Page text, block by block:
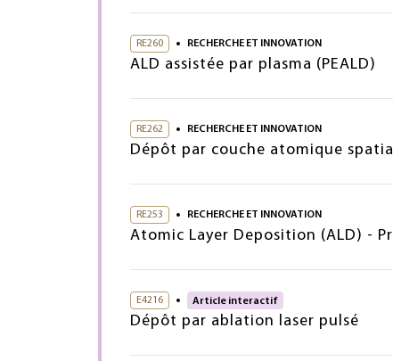
RE260 RECHERCHE ET INNOVATION
ALD assistée par plasma (PEALD)
RE262 RECHERCHE ET INNOVATION
Dépôt par couche atomique
RE253 RECHERCHE ET INNOVATION
Atomic Layer Deposition (ALD) -
E4216 Article interactif
Dépôt par ablation laser pulsé